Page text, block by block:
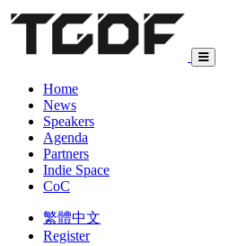
Home
News
Speakers
Agenda
Partners
Indie Space
CoC
繁體中文
Register